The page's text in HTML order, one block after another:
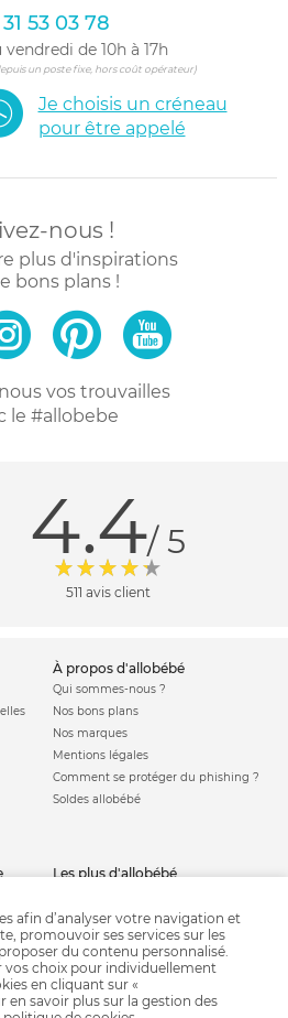
53 03 78
de 10h à 17h
un poste fixe, hors coût opérateur)
Je choisis un créneau
pour être appelé
nous !
plus d'inspirations
bons plans !
vos trouvailles
le #allobebe
4.4/ 5
511 avis client
à propos d'allobébé
Qui sommes-nous ?
Nos bons plans
Nos marques
Mentions légales
Comment se protéger du phishing ?
Soldes allobébé
les plus d'allobébé
Infos conseils
Jeux concours
Valise de maternité
Parrainage
afin d’analyser votre navigation et
promouvoir ses services sur les
du contenu personnalisé.
vos choix pour individuellement
en cliquant sur «
en savoir plus sur la gestion des